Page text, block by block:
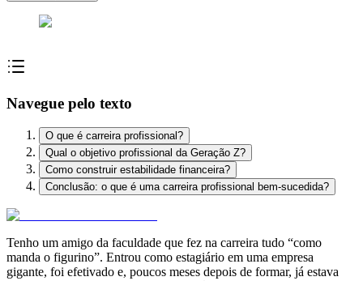
Navegue pelo texto
O que é carreira profissional?
Qual o objetivo profissional da Geração Z?
Como construir estabilidade financeira?
Conclusão: o que é uma carreira profissional bem-sucedida?
Tenho um amigo da faculdade que fez na carreira tudo “como
manda o figurino”. Entrou como estagiário em uma empresa
gigante, foi efetivado e, poucos meses depois de formar, já estava